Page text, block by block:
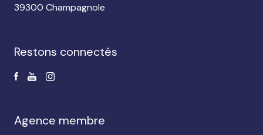
39300 Champagnole
restons connectés
agence membre